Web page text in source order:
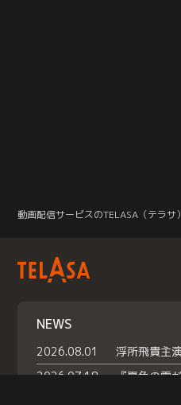
動画配信サービスのTELASA（テラサ）
NEWS
2026.08.01
2026.07.18